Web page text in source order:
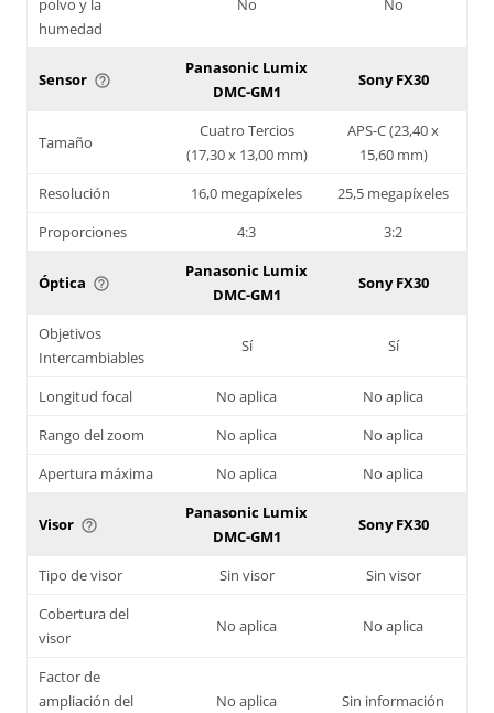
polvo y la
humedad
No No
Sensor help_outline
Panasonic Lumix
DMC-GM1
Sony FX30
Tamaño
Cuatro Tercios
(17,30 x 13,00 mm)
APS-C (23,40 x
15,60 mm)
Resolución
16,0 megapíxeles
25,5 megapíxeles
Proporciones
4:3 3:2
Óptica help_outline
Panasonic Lumix
DMC-GM1
Sony FX30
Objetivos
Intercambiables
Sí Sí
Longitud focal No aplica
No aplica
Rango del zoom
No aplica
No aplica
Apertura máxima
No aplica No aplica
Visor help_outline
Panasonic Lumix
DMC-GM1
Sony FX30
Tipo de visor Sin visor
Sin visor
Cobertura del
visor
No aplica No aplica
Factor de
ampliación del
No aplica Sin información